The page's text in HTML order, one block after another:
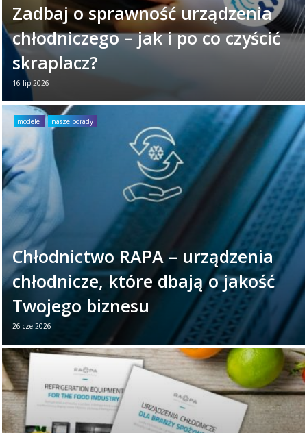
Zadbaj o sprawność urządzenia
chłodniczego – jak i po co czyścić
skraplacz?
16 lip 2026
Twoje urządzenie chłodnicze każdego dnia
ciężko pracuje. Aby zapewniało niezawodne
działanie, warto poświęcić mu chwilę raz w
miesiącu. ...
Czytaj więcej →
modele nasze porady
Chłodnictwo RAPA – urządzenia
chłodnicze, które dbają o jakość
Twojego biznesu
26 cze 2026
26 czerwca obchodzimy Światowy Dzień
Chłodnictwa. To dobry moment, aby
przypomnieć, jak ważną rolę odgrywają
urządzenia chłodnicze w ...
Czytaj więcej →